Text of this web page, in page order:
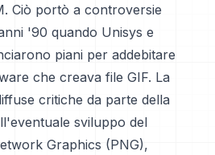
Ciò portò a controversie
'90 quando Unisys e
piani per addebitare
che creava file GIF. La
critiche da parte della
sviluppo del
Graphics (PNG),